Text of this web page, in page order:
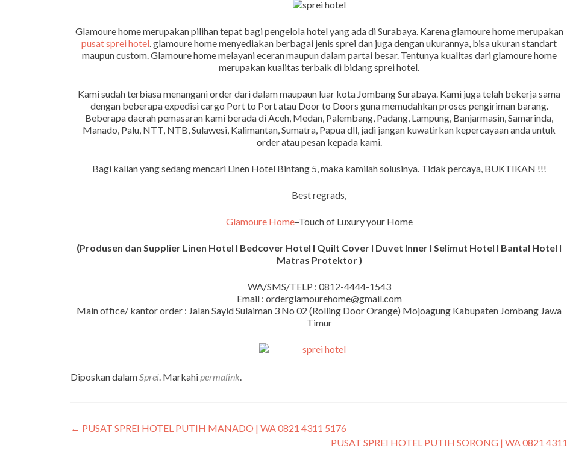
Glamoure home merupakan pilihan tepat bagi pengelola hotel yang ada di Surabaya. Karena glamoure home merupakan
pusat sprei hotel. glamoure home menyediakan berbagai jenis sprei dan juga dengan ukurannya, bisa ukuran standart
maupun custom. Glamoure home melayani eceran maupun dalam partai besar. Tentunya kualitas dari glamoure home
merupakan kualitas terbaik di bidang sprei hotel.
Kami sudah terbiasa menangani order dari dalam maupaun luar kota Jombang Surabaya. Kami juga telah bekerja sama
dengan beberapa expedisi cargo Port to Port atau Door to Doors guna memudahkan proses pengiriman barang.
Beberapa daerah pemasaran kami berada di Aceh, Medan, Palembang, Padang, Lampung, Banjarmasin, Samarinda,
Manado, Palu, NTT, NTB, Sulawesi, Kalimantan, Sumatra, Papua dll, jadi jangan kuwatirkan kepercayaan anda untuk
order atau pesan kepada kami.
Bagi kalian yang sedang mencari Linen Hotel Bintang 5, maka kamilah solusinya. Tidak percaya, BUKTIKAN !!!
Best regrads,
Glamoure Home–Touch of Luxury your Home
(Produsen dan Supplier Linen Hotel I Bedcover Hotel I Quilt Cover I Duvet Inner I Selimut Hotel I Bantal Hotel I
Matras Protektor )
WA/SMS/TELP : 0812-4444-1543
Email : orderglamourehome@gmail.com
Main office/ kantor order : Jalan Sayid Sulaiman 3 No 02 (Rolling Door Orange) Mojoagung Kabupaten Jombang Jawa
Timur
Diposkan dalamSprei. Markahipermalink.
← PUSAT SPREI HOTEL PUTIH MANADO | WA 0821 4311 5176
PUSAT SPREI HOTEL PUTIH SORONG | WA 0821 4311